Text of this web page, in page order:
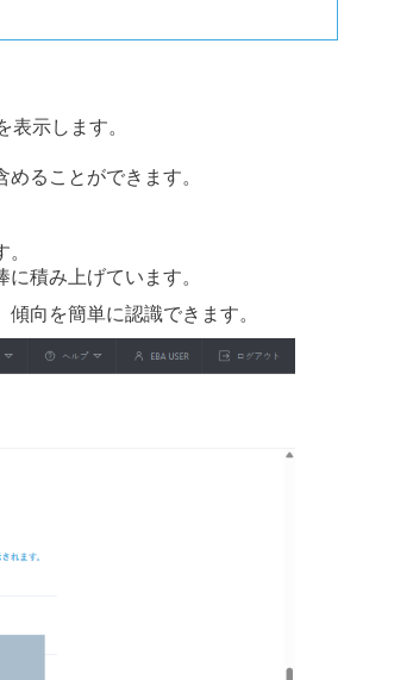
示します。
ることができます。
積み上げています。
向を簡単に認識できます。